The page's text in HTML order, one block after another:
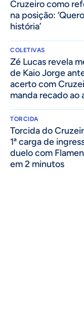
Cruzeiro como
na posição:
história’
COLETIVAS
Zé Lucas revela
de Kaio Jorge
acerto com
manda recado ao
TORCIDA
Torcida do
1ª carga de
duelo com
em 2 minutos